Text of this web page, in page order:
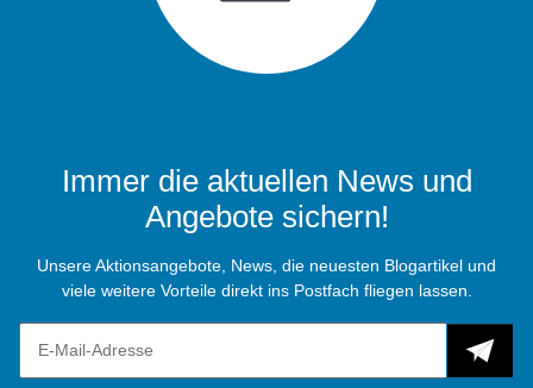
Immer die aktuellen News und
Angebote sichern!
Unsere Aktionsangebote, News, die neuesten Blogartikel und
viele weitere Vorteile direkt ins Postfach fliegen lassen.